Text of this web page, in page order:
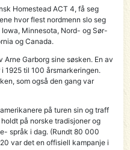
Homestead ACT 4, få seg
hvor flest nordmenn slo seg
Minnesota, Nord- og Sør-
og Canada.
Garborg sine søsken. En av
1925 til 100 årsmarkeringen.
som også den gang var
på turen sin og traff
på norske tradisjoner og
språk i dag. (Rundt 80 000
var det en offisiell kampanje i